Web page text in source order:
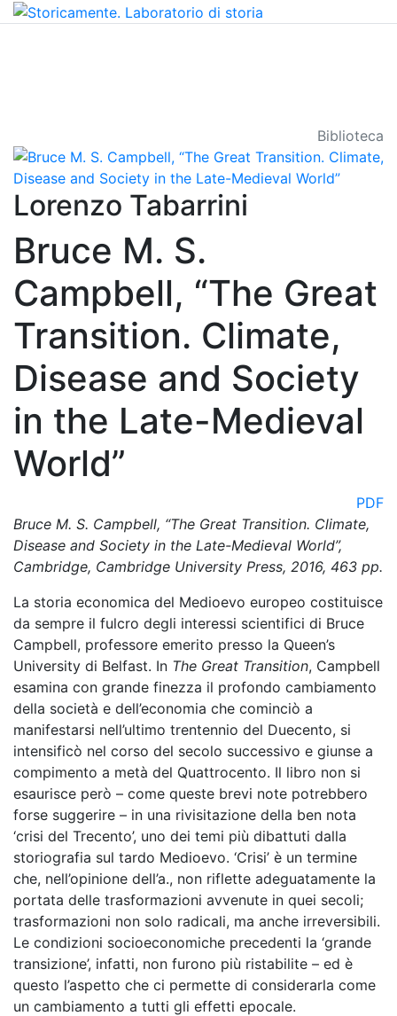
Biblioteca
Lorenzo Tabarrini
Bruce M. S.
Campbell, “The Great
Transition. Climate,
Disease and Society
in the Late-Medieval
World”
PDF
Bruce M. S. Campbell, “The Great Transition. Climate,
Disease and Society in the Late-Medieval World”,
Cambridge, Cambridge University Press, 2016, 463 pp.
La storia economica del Medioevo europeo costituisce
da sempre il fulcro degli interessi scientifici di Bruce
Campbell, professore emerito presso la Queen’s
University di Belfast. In The Great Transition, Campbell
esamina con grande finezza il profondo cambiamento
della società e dell’economia che cominciò a
manifestarsi nell’ultimo trentennio del Duecento, si
intensificò nel corso del secolo successivo e giunse a
compimento a metà del Quattrocento. Il libro non si
esaurisce però – come queste brevi note potrebbero
forse suggerire – in una rivisitazione della ben nota
‘crisi del Trecento’, uno dei temi più dibattuti dalla
storiografia sul tardo Medioevo. ‘Crisi’ è un termine
che, nell’opinione dell’a., non riflette adeguatamente la
portata delle trasformazioni avvenute in quei secoli;
trasformazioni non solo radicali, ma anche irreversibili.
Le condizioni socioeconomiche precedenti la ‘grande
transizione’, infatti, non furono più ristabilite – ed è
questo l’aspetto che ci permette di considerarla come
un cambiamento a tutti gli effetti epocale.